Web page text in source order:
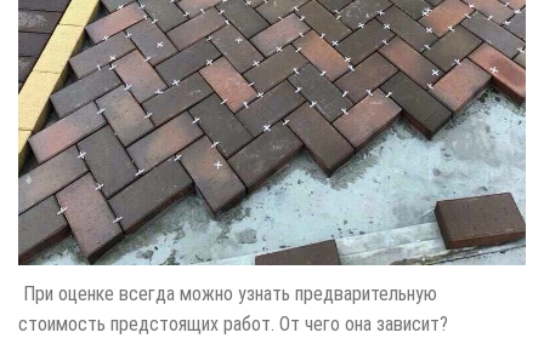
При оценке всегда можно узнать предварительную
стоимость предстоящих работ. От чего она зависит?